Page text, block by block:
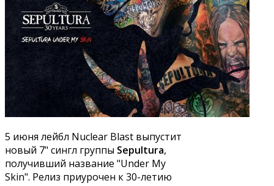
5 июня лейбл Nuclear Blast выпустит
новый 7" сингл группы Sepultura,
получивший название "Under My
Skin". Релиз приурочен к 30-летию